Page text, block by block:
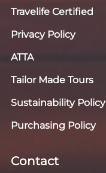
Travelife Certified
Privacy Policy
ATTA
Tailor Made Tours
Sustainability Policy
Purchasing Policy
Contact